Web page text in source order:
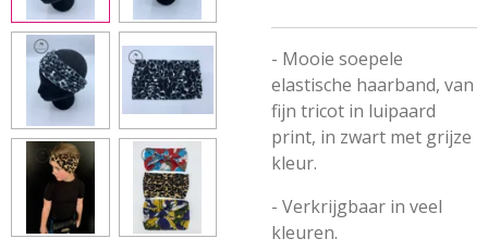
- Mooie soepele
elastische haarband, van
fijn tricot in luipaard
print, in zwart met grijze
kleur.
- Verkrijgbaar in veel
kleuren.